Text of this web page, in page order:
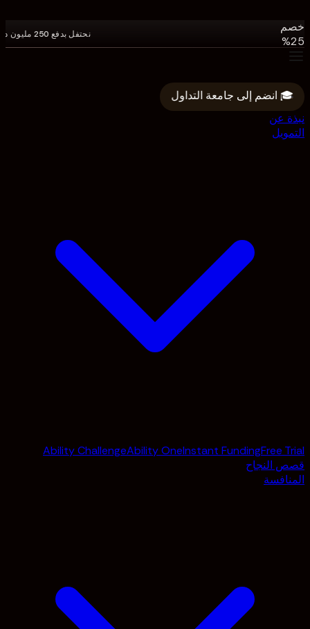
خصم
25%
البرامج.
الرمز:
250M
نحتفل بدفع 250 مليون دولار
🎓 انضم إلى جامعة التداول
نبذة عن
التمويل
Ability ChallengeAbility OneInstant FundingFree Trial
قصص النجاح
المنافسة